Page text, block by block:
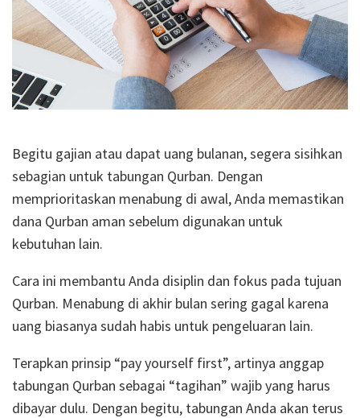
Begitu gajian atau dapat uang bulanan, segera sisihkan
sebagian untuk tabungan Qurban. Dengan
memprioritaskan menabung di awal, Anda memastikan
dana Qurban aman sebelum digunakan untuk
kebutuhan lain.
Cara ini membantu Anda disiplin dan fokus pada tujuan
Qurban. Menabung di akhir bulan sering gagal karena
uang biasanya sudah habis untuk pengeluaran lain.
Terapkan prinsip “pay yourself first”, artinya anggap
tabungan Qurban sebagai “tagihan” wajib yang harus
dibayar dulu. Dengan begitu, tabungan Anda akan terus